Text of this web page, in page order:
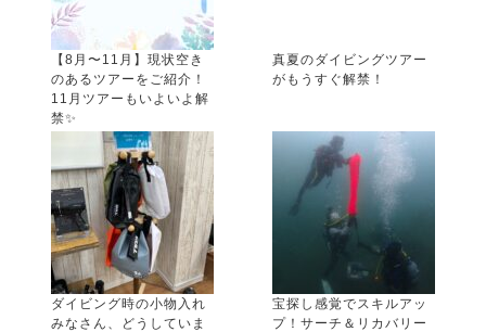
【8月〜11月】現状空き
のあるツアーをご紹介！
11月ツアーもいよいよ解
禁✨
真夏のダイビングツアー
がもうすぐ解禁！
ダイビング時の小物入れ
みなさん、どうしていま
宝探し感覚でスキルアッ
プ！サーチ＆リカバリー